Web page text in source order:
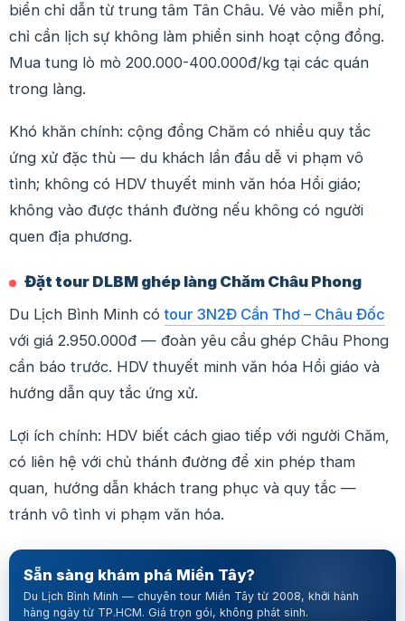
biển chỉ dẫn từ trung tâm Tân Châu. Vé vào miễn phí,
chỉ cần lịch sự không làm phiền sinh hoạt cộng đồng.
Mua tung lò mò 200.000-400.000đ/kg tại các quán
trong làng.
Khó khăn chính: cộng đồng Chăm có nhiều quy tắc
ứng xử đặc thù — du khách lần đầu dễ vi phạm vô
tình; không có HDV thuyết minh văn hóa Hồi giáo;
không vào được thánh đường nếu không có người
quen địa phương.
Đặt tour DLBM ghép làng Chăm Châu Phong
Du Lịch Bình Minh cótour 3N2Đ Cần Thơ – Châu Đốc
với giá 2.950.000đ — đoàn yêu cầu ghép Châu Phong
cần báo trước. HDV thuyết minh văn hóa Hồi giáo và
hướng dẫn quy tắc ứng xử.
Lợi ích chính: HDV biết cách giao tiếp với người Chăm,
có liên hệ với chủ thánh đường để xin phép tham
quan, hướng dẫn khách trang phục và quy tắc —
tránh vô tình vi phạm văn hóa.
Sẵn sàng khám phá Miền Tây?
Du Lịch Bình Minh — chuyên tour Miền Tây từ 2008, khởi hành
hàng ngày từ TP.HCM. Giá trọn gói, không phát sinh.